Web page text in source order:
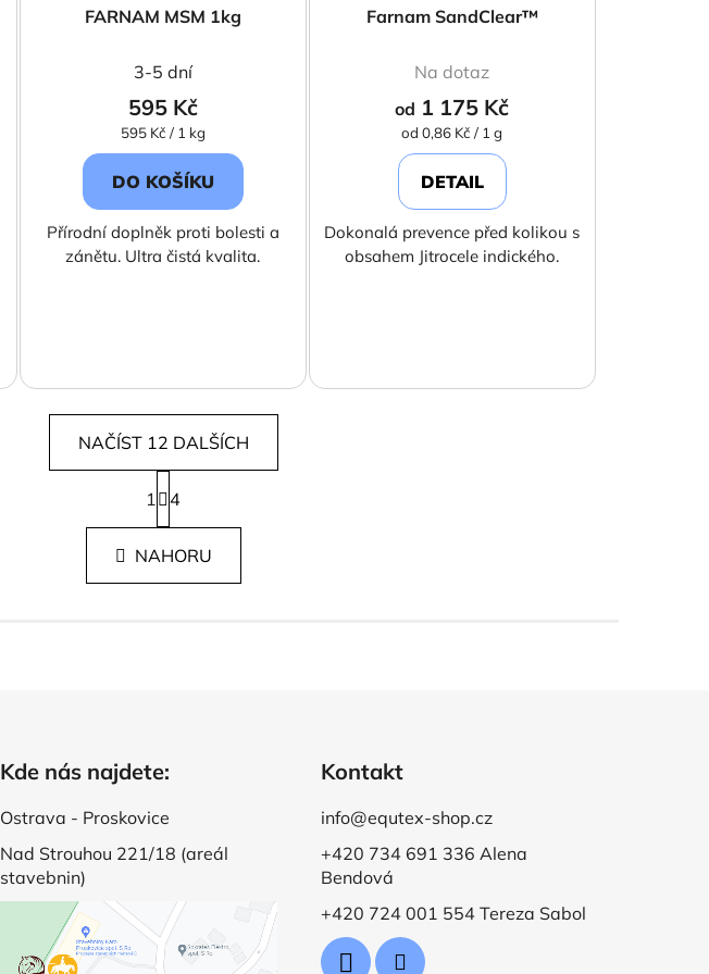
FARNAM MSM 1kg
3-5 dní
595 Kč
Měrná
cena:
595 Kč / 1 kg
DO KOŠÍKU
Přírodní doplněk proti bolesti a
zánětu. Ultra čistá kvalita.
Farnam SandClear™
Na dotaz
od 1 175 Kč
Měrná
cena:
od 0,86 Kč / 1 g
DETAIL
Dokonalá prevence před kolikou s
obsahem Jitrocele indického.
O
v
l
á
k
v
ý
p
s
u
NAČÍST 12 DALŠÍCH
S
t
r
n
k
1 4
NAHORU
Kde nás najdete:
Ostrava - Proskovice
Nad Strouhou 221/18 (areál
stavebnin)
Kontakt
info@equtex-shop.cz
+420 734 691 336 Alena
Bendová
+420 724 001 554 Tereza Sabol